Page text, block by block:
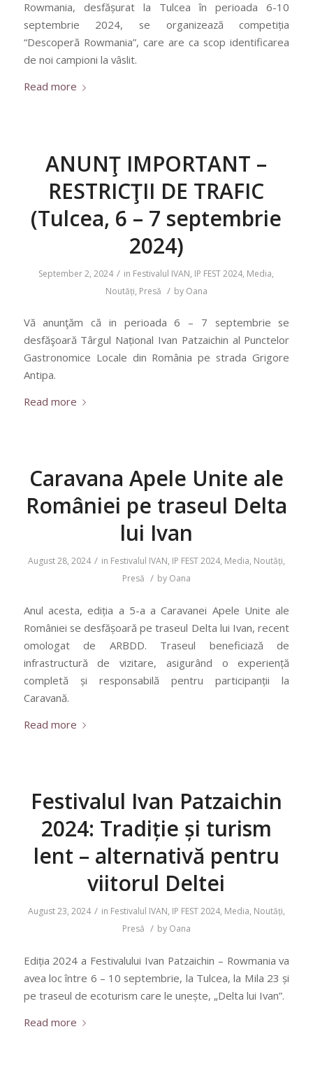
Rowmania, desfășurat la Tulcea în perioada 6-10
septembrie 2024, se organizează competiția
“Descoperă Rowmania”, care are ca scop identificarea
de noi campioni la vâslit.
Read more
ANUNŢ IMPORTANT –
RESTRICŢII DE TRAFIC
(Tulcea, 6 – 7 septembrie
2024)
September 2, 2024 / in Festivalul IVAN, IP FEST 2024, Media,
Noutăți, Presă / by Oana
Vă anunţăm că in perioada 6 – 7 septembrie se
desfăşoară Târgul Național Ivan Patzaichin al Punctelor
Gastronomice Locale din România pe strada Grigore
Antipa.
Read more
Caravana Apele Unite ale
României pe traseul Delta
lui Ivan
August 28, 2024 / in Festivalul IVAN, IP FEST 2024, Media, Noutăți,
Presă / by Oana
Anul acesta, ediția a 5-a a Caravanei Apele Unite ale
României se desfășoară pe traseul Delta lui Ivan, recent
omologat de ARBDD. Traseul beneficiază de
infrastructură de vizitare, asigurând o experiență
completă și responsabilă pentru participanții la
Caravană.
Read more
Festivalul Ivan Patzaichin
2024: Tradiție și turism
lent – alternativă pentru
viitorul Deltei
August 23, 2024 / in Festivalul IVAN, IP FEST 2024, Media, Noutăți,
Presă / by Oana
Ediția 2024 a Festivalului Ivan Patzaichin – Rowmania va
avea loc între 6 – 10 septembrie, la Tulcea, la Mila 23 și
pe traseul de ecoturism care le unește, „Delta lui Ivan”.
Read more